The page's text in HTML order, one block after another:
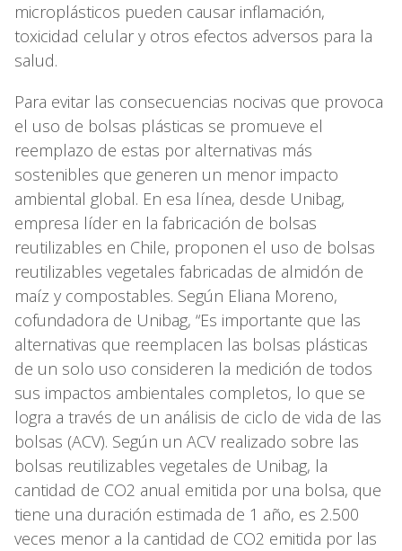
microplásticos pueden causar inflamación,
toxicidad celular y otros efectos adversos para la
salud.
Para evitar las consecuencias nocivas que provoca
el uso de bolsas plásticas se promueve el
reemplazo de estas por alternativas más
sostenibles que generen un menor impacto
ambiental global. En esa línea, desde Unibag,
empresa líder en la fabricación de bolsas
reutilizables en Chile, proponen el uso de bolsas
reutilizables vegetales fabricadas de almidón de
maíz y compostables. Según Eliana Moreno,
cofundadora de Unibag, “Es importante que las
alternativas que reemplacen las bolsas plásticas
de un solo uso consideren la medición de todos
sus impactos ambientales completos, lo que se
logra a través de un análisis de ciclo de vida de las
bolsas (ACV). Según un ACV realizado sobre las
bolsas reutilizables vegetales de Unibag, la
cantidad de CO2 anual emitida por una bolsa, que
tiene una duración estimada de 1 año, es 2.500
veces menor a la cantidad de CO2 emitida por las